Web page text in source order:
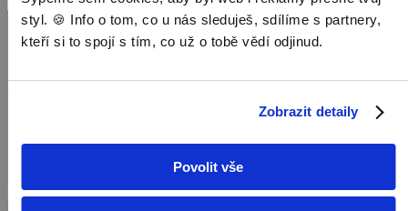
styl. 🍪 Info o tom, co u nás sleduješ, sdílíme s partnery,
kteří si to spojí s tím, co už o tobě vědí odjinud.
Zobrazit detaily
Povolit vše